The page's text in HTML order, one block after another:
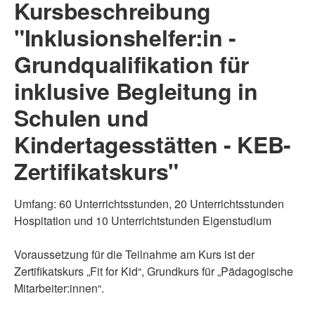
Kursbeschreibung
"Inklusionshelfer:in -
Grundqualifikation für
inklusive Begleitung in
Schulen und
Kindertagesstätten - KEB-
Zertifikatskurs"
Umfang: 60 Unterrichtsstunden, 20 Unterrichtsstunden
Hospitation und 10 Unterrichtstunden Eigenstudium
Voraussetzung für die Teilnahme am Kurs ist der
Zertifikatskurs „Fit for Kid“, Grundkurs für „Pädagogische
Mitarbeiter:innen“.